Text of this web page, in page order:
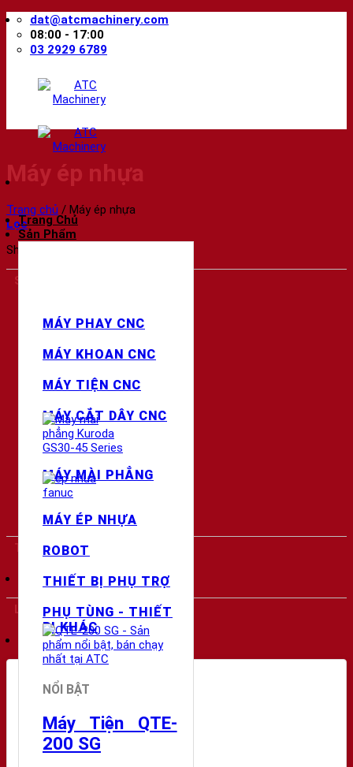
Skip
to
content
dat@atcmachinery.com
08:00 - 17:00
03 2929 6789
Trang Chủ
Sản Phẩm
MÁY PHAY CNC
MÁY KHOAN CNC
MÁY TIỆN CNC
MÁY CẮT DÂY CNC
MÁY MÀI PHẲNG
MÁY ÉP NHỰA
ROBOT
THIẾT BỊ PHỤ TRỢ
PHỤ TÙNG - THIẾT
BỊ KHÁC
NỔI BẬT
Máy Tiện QTE-
200 SG
Máy ép nhựa
Trang chủ / Máy ép nhựa
Lọc
Showing all 2 results
SẢN PHẨM
Máy Phay CNC
Máy Cắt Dây CNC
Máy Mài CNC
Máy Ép Nhựa CNC
Thiết Bị Phụ Trợ
Phụ Tùng - Thiết Bị Khác
THƯƠNG HIỆU
FANUC (2)
LOẠI
Ép Nhựa (2)